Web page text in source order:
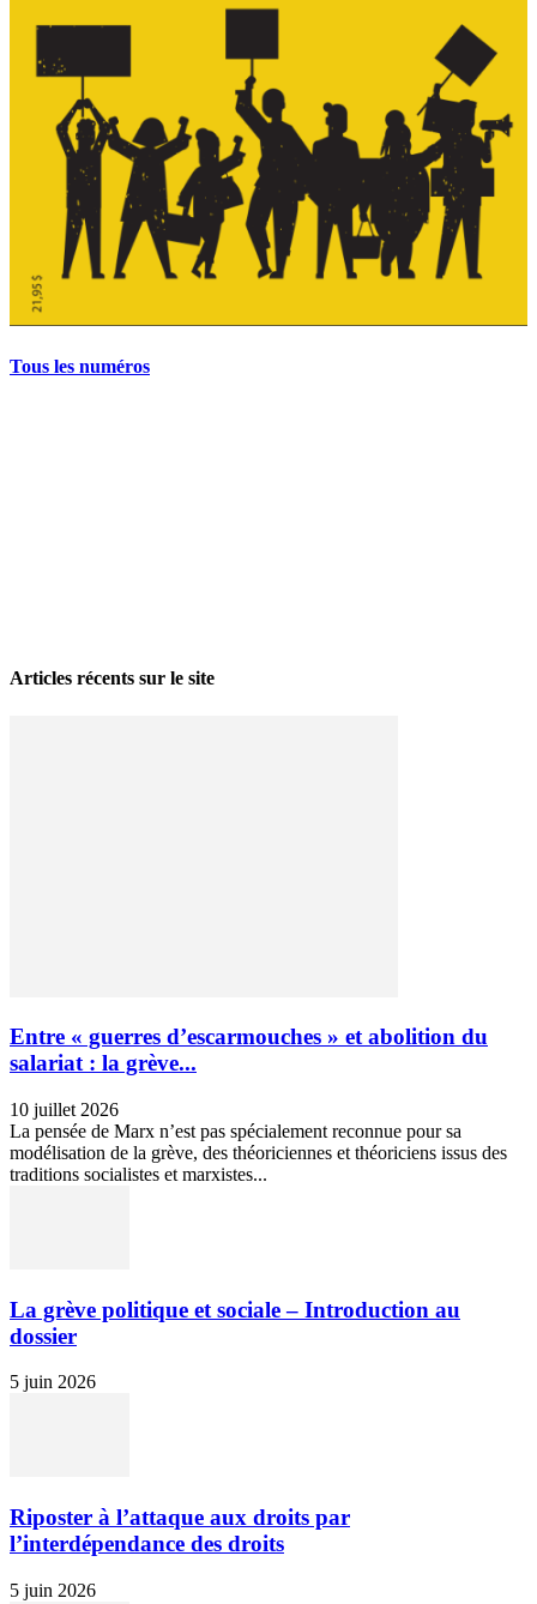
Tous les numéros
Articles récents sur le site
Entre « guerres d’escarmouches » et abolition du
salariat : la grève...
10 juillet 2026
La pensée de Marx n’est pas spécialement reconnue pour sa
modélisation de la grève, des théoriciennes et théoriciens issus des
traditions socialistes et marxistes...
La grève politique et sociale – Introduction au
dossier
5 juin 2026
Riposter à l’attaque aux droits par
l’interdépendance des droits
5 juin 2026